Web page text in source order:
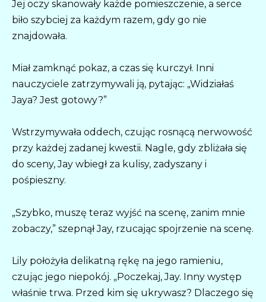
Jej oczy skanowały każde pomieszczenie, a serce
biło szybciej za każdym razem, gdy go nie
znajdowała.
Miał zamknąć pokaz, a czas się kurczył. Inni
nauczyciele zatrzymywali ją, pytając: „Widziałaś
Jaya? Jest gotowy?”
Wstrzymywała oddech, czując rosnącą nerwowość
przy każdej zadanej kwestii. Nagle, gdy zbliżała się
do sceny, Jay wbiegł za kulisy, zadyszany i
pośpieszny.
„Szybko, muszę teraz wyjść na scenę, zanim mnie
zobaczy,” szepnął Jay, rzucając spojrzenie na scenę.
Lily położyła delikatną rękę na jego ramieniu,
czując jego niepokój. „Poczekaj, Jay. Inny występ
właśnie trwa. Przed kim się ukrywasz? Dlaczego się